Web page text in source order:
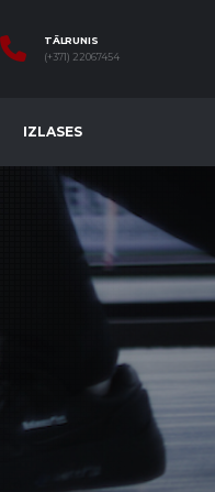
TĀLRUNIS
(+371) 22067454
IZLASES